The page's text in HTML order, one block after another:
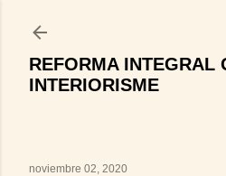
REFORMA INTEGRAL
INTERIORISME
noviembre 02, 2020